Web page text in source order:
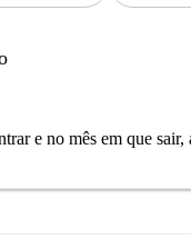
e no mês em que